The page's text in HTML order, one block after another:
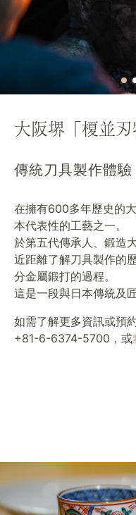
大阪堺「榎並刃
傳統刀具製作體驗
在擁有600多年歷史的
本代表性的工藝之一。
於第五代傳承人、鍛造
近距離了解刀具製作的
分金屬鍛打的過程。
這是一段與日本傳統及
如需了解更多資訊或預
+81-6-6374-5700，或